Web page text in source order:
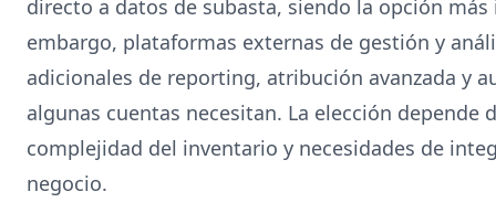
directo a datos de subasta, siendo la opción
embargo, plataformas externas de gestión y
adicionales de reporting, atribución avanzada y
algunas cuentas necesitan. La elección depende
complejidad del inventario y necesidades de
negocio.